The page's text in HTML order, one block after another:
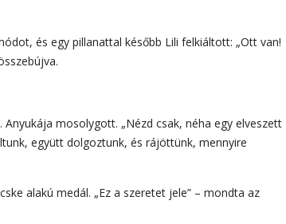
és egy pillanattal később Lili felkiáltott: „Ott van!
mosolygott. „Nézd csak, néha egy elveszett
együtt dolgoztunk, és rájöttünk, mennyire
alakú medál. „Ez a szeretet jele” – mondta az